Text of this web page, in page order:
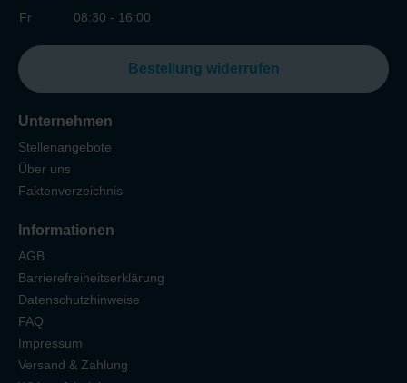
Fr
08:30 - 16:00
Bestellung widerrufen
Unternehmen
Stellenangebote
Über uns
Faktenverzeichnis
Informationen
AGB
Barrierefreiheitserklärung
Datenschutzhinweise
FAQ
Impressum
Versand & Zahlung